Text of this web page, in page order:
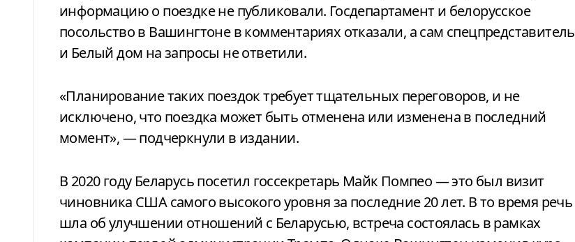
информацию о поездке не публиковали. Госдепартамент и белорусское
посольство в Вашингтоне в комментариях отказали, а сам спецпредставитель
и Белый дом на запросы не ответили.
«Планирование таких поездок требует тщательных переговоров, и не
исключено, что поездка может быть отменена или изменена в последний
момент», — подчеркнули в издании.
В 2020 году Беларусь посетил госсекретарь Майк Помпео — это был визит
чиновника США самого высокого уровня за последние 20 лет. В то время речь
шла об улучшении отношений с Беларусью, встреча состоялась в рамках